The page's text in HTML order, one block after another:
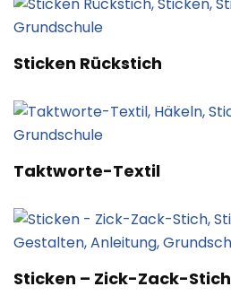
Sticken Rückstich
Taktworte-Textil
Sticken – Zick-Zack-Stich